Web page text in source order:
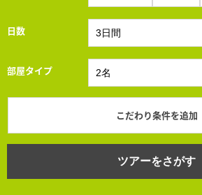
日数
部屋タイプ
こだわり条件を追加
ツアーをさがす